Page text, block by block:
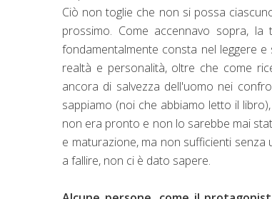
Ciò non toglie che non si possa
prossimo. Come accennavo sopra,
fondamentalmente consta nel leggere
realtà e personalità, oltre che come
ancora di salvezza dell'uomo nei
sappiamo (noi che abbiamo letto il
non era pronto e non lo sarebbe mai
e maturazione, ma non sufficienti
a fallire, non ci è dato sapere.